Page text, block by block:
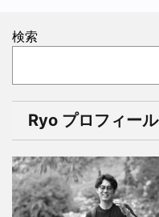
検索
Ryo プロフィール